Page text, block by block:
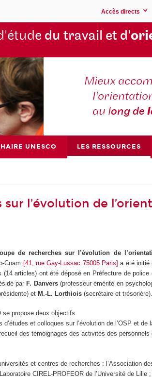
Accès directs
du travail et d'
Mieux
au long de
UNESCO LES RESSOURCES
l’évolution de
de recherches sur l’évolution de
Cnam [41, rue Gay-Lussac 75005 Paris] a été initié
(14 articles) ont été déposé en Préfecture de
parF. Danvers (professeur émérite en
et M.-L. Lorthiois(secrétaire et trésorière).
propose deux objectifs
et colloques sur l’évolution de l’OSP et de
des témoignages des activités des
et centres de recherches : l’Association
CIREL-PROFEOR de l’Université de